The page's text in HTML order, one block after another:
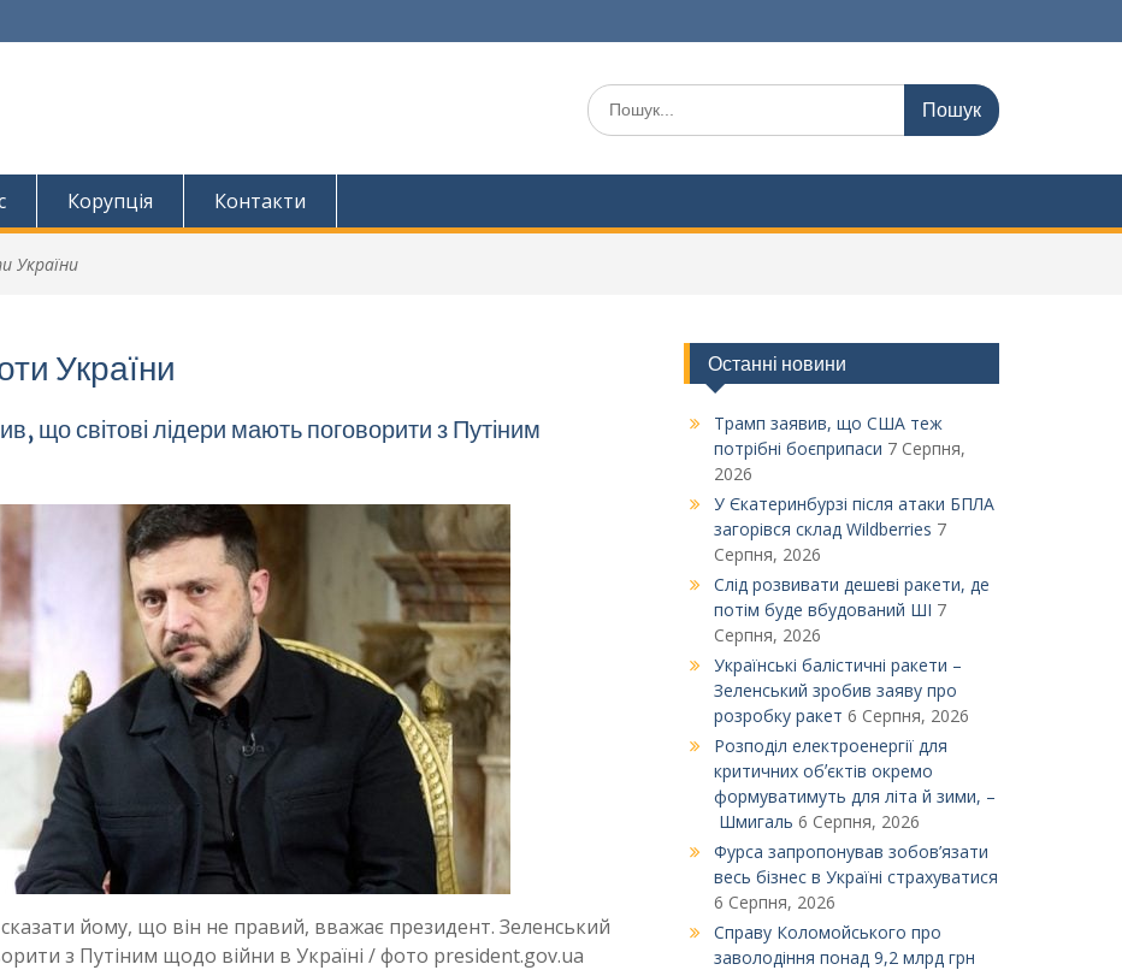
Шукати:
Корупція Контакти
України
України
що світові лідери мають поговорити з Путіним
йому, що він не правий, вважає президент. Зеленський
з Путіним щодо війни в Україні / фото president.gov.ua
Останні новини
Трамп заявив, що США теж
потрібні боєприпаси 7 Серпня,
2026
У Єкатеринбурзі після атаки БПЛА
загорівся склад Wildberries 7
Серпня, 2026
Слід розвивати дешеві ракети, де
потім буде вбудований ШІ 7
Серпня, 2026
Українські балістичні ракети –
Зеленський зробив заяву про
розробку ракет 6 Серпня, 2026
Розподіл електроенергії для
критичних обʼєктів окремо
формуватимуть для літа й зими, –
Шмигаль 6 Серпня, 2026
Фурса запропонував зобов’язати
весь бізнес в Україні страхуватися
6 Серпня, 2026
Справу Коломойського про
заволодіння понад 9,2 млрд грн